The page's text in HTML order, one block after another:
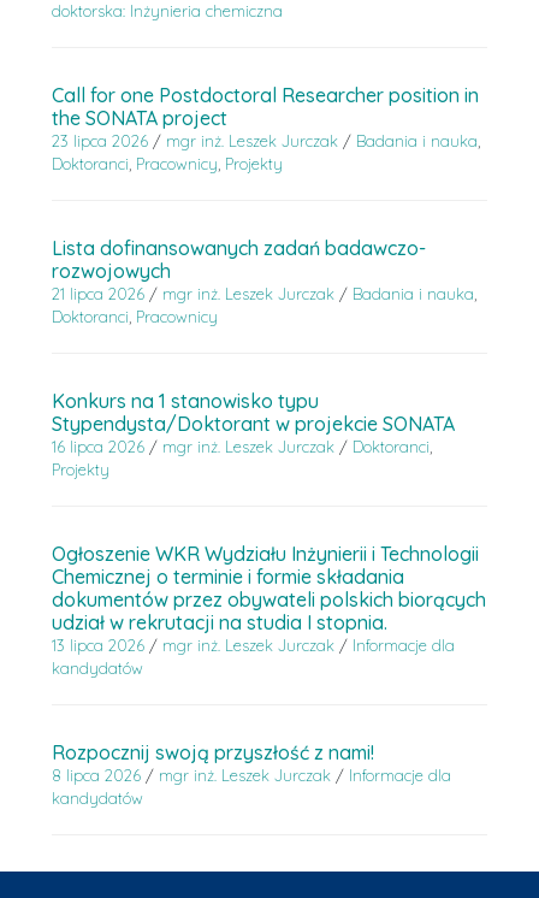
doktorska: Inżynieria chemiczna
Call for one Postdoctoral Researcher position in
the SONATA project
23 lipca 2026 / mgr inż. Leszek Jurczak / Badania i nauka,
Doktoranci, Pracownicy, Projekty
Lista dofinansowanych zadań badawczo-
rozwojowych
21 lipca 2026 / mgr inż. Leszek Jurczak / Badania i nauka,
Doktoranci, Pracownicy
Konkurs na 1 stanowisko typu
Stypendysta/Doktorant w projekcie SONATA
16 lipca 2026 / mgr inż. Leszek Jurczak / Doktoranci,
Projekty
Ogłoszenie WKR Wydziału Inżynierii i Technologii
Chemicznej o terminie i formie składania
dokumentów przez obywateli polskich biorących
udział w rekrutacji na studia I stopnia.
13 lipca 2026 / mgr inż. Leszek Jurczak / Informacje dla
kandydatów
Rozpocznij swoją przyszłość z nami!
8 lipca 2026 / mgr inż. Leszek Jurczak / Informacje dla
kandydatów